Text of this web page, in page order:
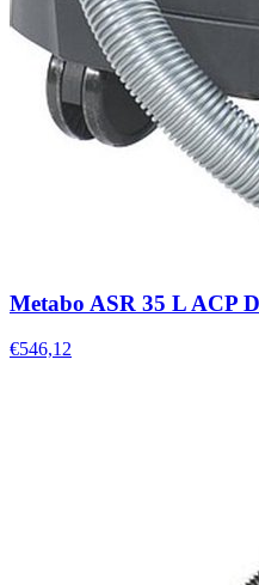
Metabo ASR 35 L ACP
€546,12